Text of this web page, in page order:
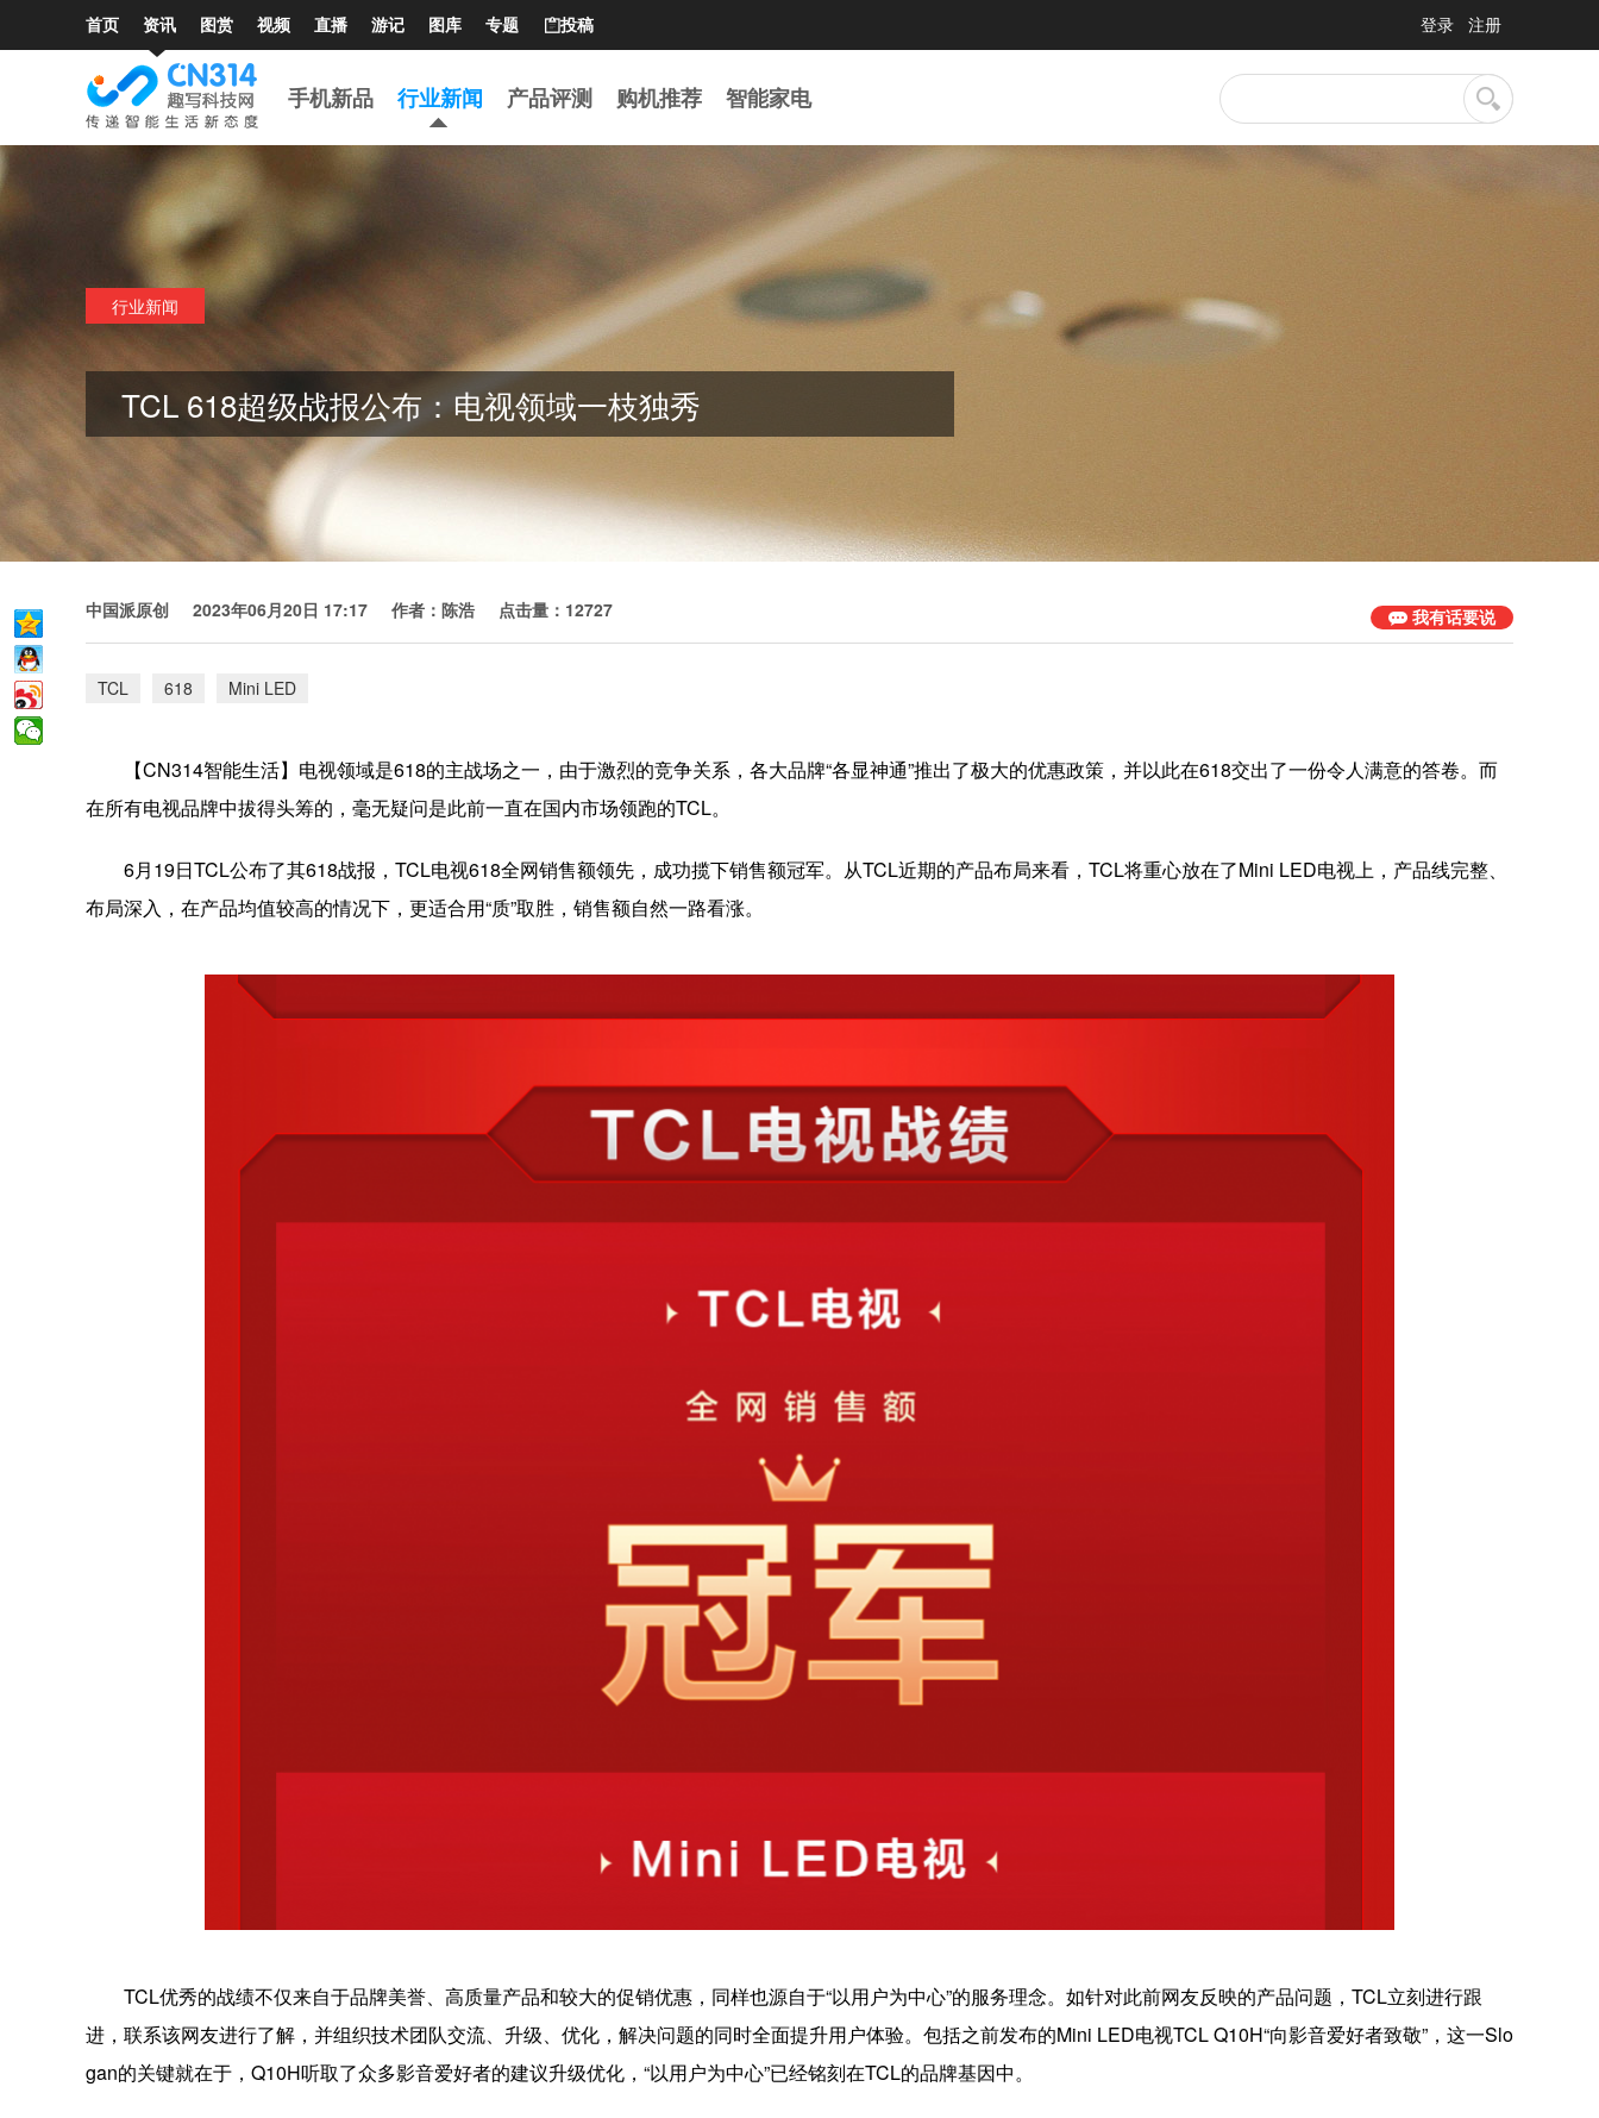
首页 资讯 图赏 视频 直播 游记 图库 专题 投稿 登录 注册
手机新品 行业新闻 产品评测 购机推荐 智能家电
行业新闻
TCL 618超级战报公布：电视领域一枝独秀
中国派原创 2023年06月20日 17:17 作者：陈浩 点击量：12727 我有话要说
TCL 618 Mini LED
【CN314智能生活】电视领域是618的主战场之一，由于激烈的竞争关系，各大品牌“各显神通”推出了极大的优惠政策，并以此在618交出了一份令人满意的答卷。而
在所有电视品牌中拔得头筹的，毫无疑问是此前一直在国内市场领跑的TCL。
6月19日TCL公布了其618战报，TCL电视618全网销售额领先，成功揽下销售额冠军。从TCL近期的产品布局来看，TCL将重心放在了Mini LED电视上，产品线完整、
布局深入，在产品均值较高的情况下，更适合用“质”取胜，销售额自然一路看涨。
TCL优秀的战绩不仅来自于品牌美誉、高质量产品和较大的促销优惠，同样也源自于“以用户为中心”的服务理念。如针对此前网友反映的产品问题，TCL立刻进行跟
进，联系该网友进行了解，并组织技术团队交流、升级、优化，解决问题的同时全面提升用户体验。包括之前发布的Mini LED电视TCL Q10H“向影音爱好者致敬”，这一Slo
gan的关键就在于，Q10H听取了众多影音爱好者的建议升级优化，“以用户为中心”已经铭刻在TCL的品牌基因中。